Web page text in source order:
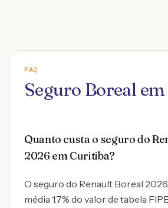
FAQ
Seguro Boreal
Quanto custa o seguro do
2026 em Curitiba?
O seguro do Renault Boreal
média 1.7% do valor de tabela